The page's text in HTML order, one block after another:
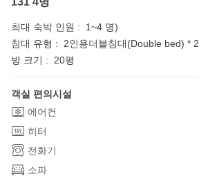
최대 숙박 인원 :
1~4 명)
침대 유형 :
2인용더블침대(Double bed) * 2
방 크기 :
20평
객실 편의시설
에어컨
히터
전화기
소파